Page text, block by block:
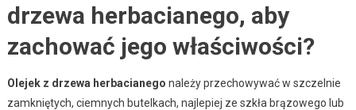
drzewa herbacianego, aby
zachować jego właściwości?
Olejek z drzewa herbacianego należy przechowywać w szczelnie
zamkniętych, ciemnych butelkach, najlepiej ze szkła brązowego lub